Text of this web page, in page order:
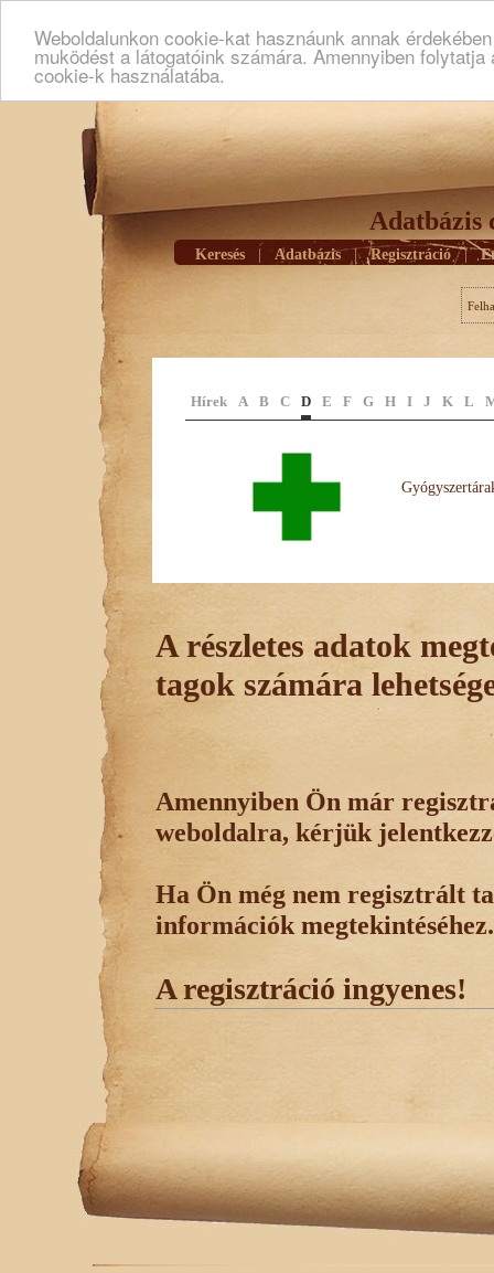
Weboldalunkon cookie-kat hasznáunk annak
muködést a látogatóink számára. Amennyiben
cookie-k használatába.
Adatbázis
Keresés Adatbázis | Regisztráció |
Hírek A B C D E F G H I J K L
A részletes adatok
tagok számára
Amennyiben Ön már
weboldalra, kérjük
Ha Ön még nem regisztrált
információk megtekintéséhez.
A regisztráció ingyenes!